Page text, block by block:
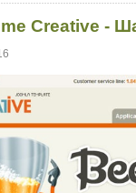
Creative -